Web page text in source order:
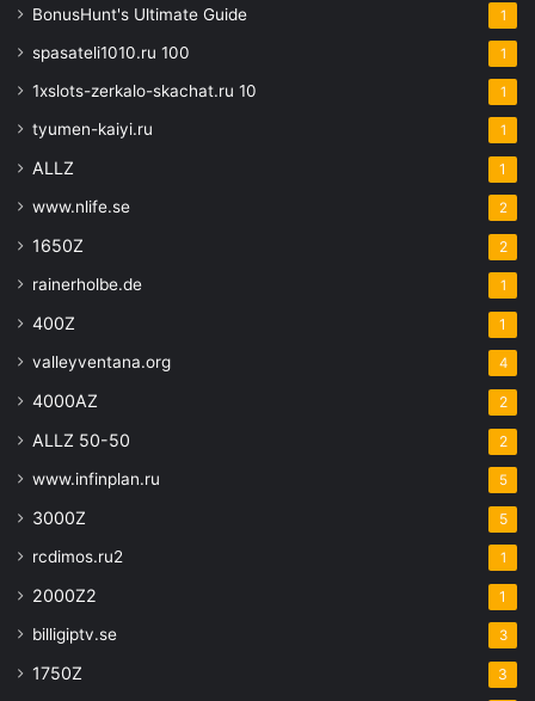
BonusHunt's Ultimate Guide 1
spasateli1010.ru 100 1
1xslots-zerkalo-skachat.ru 10 1
tyumen-kaiyi.ru 1
ALLZ 1
www.nlife.se 2
1650Z 2
rainerholbe.de 1
400Z 1
valleyventana.org 4
4000AZ 2
ALLZ 50-50 2
www.infinplan.ru 5
3000Z 5
rcdimos.ru2 1
2000Z2 1
billigiptv.se 3
1750Z 3